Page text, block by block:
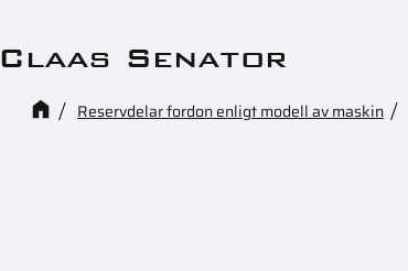
Claas Senator
Reservdelar fordon enligt modell av maskin